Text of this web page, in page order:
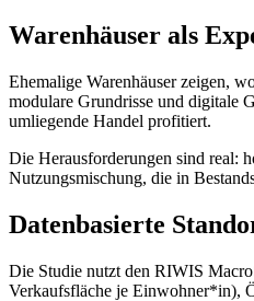
Warenhäuser als
Ehemalige Warenhäuser zeigen,
modulare Grundrisse und digitale
umliegende Handel profitiert.
Die Herausforderungen sind real:
Nutzungsmischung, die in
Datenbasierte
Die Studie nutzt den RIWIS
Verkaufsfläche je Einwohner*in),